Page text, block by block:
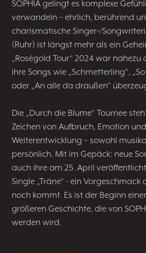
SOPHIA gelingt es komplexe
verwandeln – ehrlich, berührend
charismatische Singer-/
(Ruhr) ist längst mehr als ein
„Roségold Tour“ 2024 war
ihre Songs wie „Schmetterling“,
oder „An alle da draußen“
Die „Durch die Blume“ Tournee
Zeichen von Aufbruch, Emotion und
Weiterentwicklung – sowohl
persönlich. Mit im Gepäck: neue
auch ihre am 25. April
Single „Träne“ - ein
noch kommt. Es ist der Beginn
größeren Geschichte, die von
werden wird.